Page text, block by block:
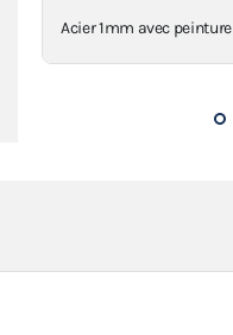
Acier 1mm avec